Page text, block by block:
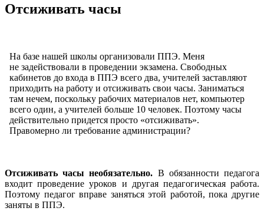
Отсиживать часы
На базе нашей школы организовали ППЭ. Меня
не задействовали в проведении экзамена. Свободных
кабинетов до входа в ППЭ всего два, учителей заставляют
приходить на работу и отсиживать свои часы. Заниматься
там нечем, поскольку рабочих материалов нет, компьютер
всего один, а учителей больше 10 человек. Поэтому часы
действительно придется просто «отсиживать».
Правомерно ли требование администрации?
Отсиживать часы необязательно. В обязанности педагога
входит проведение уроков и другая педагогическая работа.
Поэтому педагог вправе заняться этой работой, пока другие
заняты в ППЭ.